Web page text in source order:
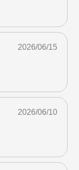
2026/06/15
2026/06/10